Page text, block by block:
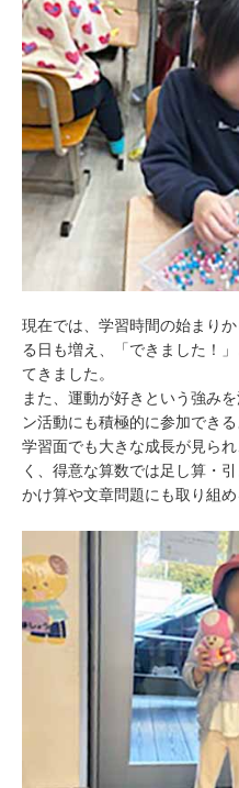
現在では、学習時間の始まり
る日も増え、「できました！
てきました。
また、運動が好きという強み
ン活動にも積極的に参加でき
学習面でも大きな成長が見ら
く、得意な算数では足し算・
かけ算や文章問題にも取り組め